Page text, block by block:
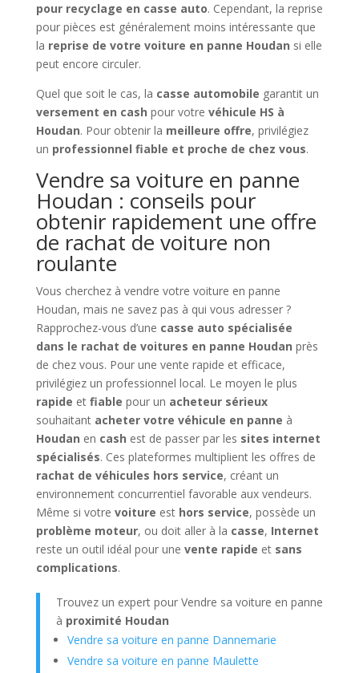
pour recyclage en casse auto. Cependant, la reprise
pour pièces est généralement moins intéressante que
la reprise de votre voiture en panne Houdan si elle
peut encore circuler.
Quel que soit le cas, la casse automobile garantit un
versement en cash pour votre véhicule HS à
Houdan. Pour obtenir la meilleure offre, privilégiez
un professionnel fiable et proche de chez vous.
Vendre sa voiture en panne
Houdan : conseils pour
obtenir rapidement une offre
de rachat de voiture non
roulante
Vous cherchez à vendre votre voiture en panne
Houdan, mais ne savez pas à qui vous adresser ?
Rapprochez-vous d’une casse auto spécialisée
dans le rachat de voitures en panne Houdan près
de chez vous. Pour une vente rapide et efficace,
privilégiez un professionnel local. Le moyen le plus
rapide et fiable pour un acheteur sérieux
souhaitant acheter votre véhicule en panne à
Houdan en cash est de passer par les sites internet
spécialisés. Ces plateformes multiplient les offres de
rachat de véhicules hors service, créant un
environnement concurrentiel favorable aux vendeurs.
Même si votre voiture est hors service, possède un
problème moteur, ou doit aller à la casse, Internet
reste un outil idéal pour une vente rapide et sans
complications.
Trouvez un expert pour Vendre sa voiture en panne
à proximité Houdan
Vendre sa voiture en panne Dannemarie
Vendre sa voiture en panne Maulette